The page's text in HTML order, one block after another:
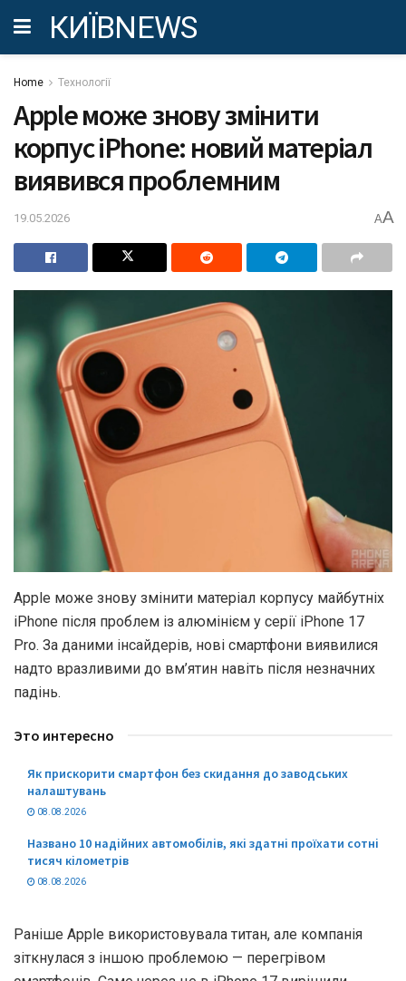
КИЇВNEWS
Home Технології
Apple може знову змінити
корпус iPhone: новий матеріал
виявився проблемним
19.05.2026 AA
Apple може знову змінити матеріал корпусу майбутніх
iPhone після проблем із алюмінієм у серії iPhone 17
Pro. За даними інсайдерів, нові смартфони виявилися
надто вразливими до вм’ятин навіть після незначних
падінь.
Это интересно
Як прискорити смартфон без скидання до заводських
налаштувань
08.08.2026
Названо 10 надійних автомобілів, які здатні проїхати сотні
тисяч кілометрів
08.08.2026
Раніше Apple використовувала титан, але компанія
зіткнулася з іншою проблемою — перегрівом